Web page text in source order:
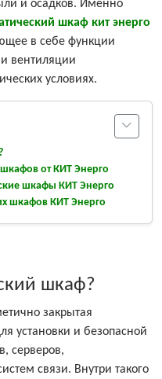
и осадков. Именно
шкаф кит энерго
в себе функции
вентиляции
условиях.
от КИТ Энерго
шкафы КИТ Энерго
шкафов КИТ Энерго
шкаф?
закрытая
установки и безопасной
серверов,
связи. Внутри такого